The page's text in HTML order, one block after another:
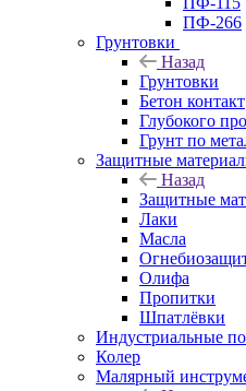
ПФ-266
Грунтовки
Назад
Грунтовки
Бетон контакт
Глубокого
Грунт по
Защитные
Назад
Защитные
Лаки
Масла
Олифа
Пропитки
Шпатлёвки
Индустриальные
Колер
Малярный